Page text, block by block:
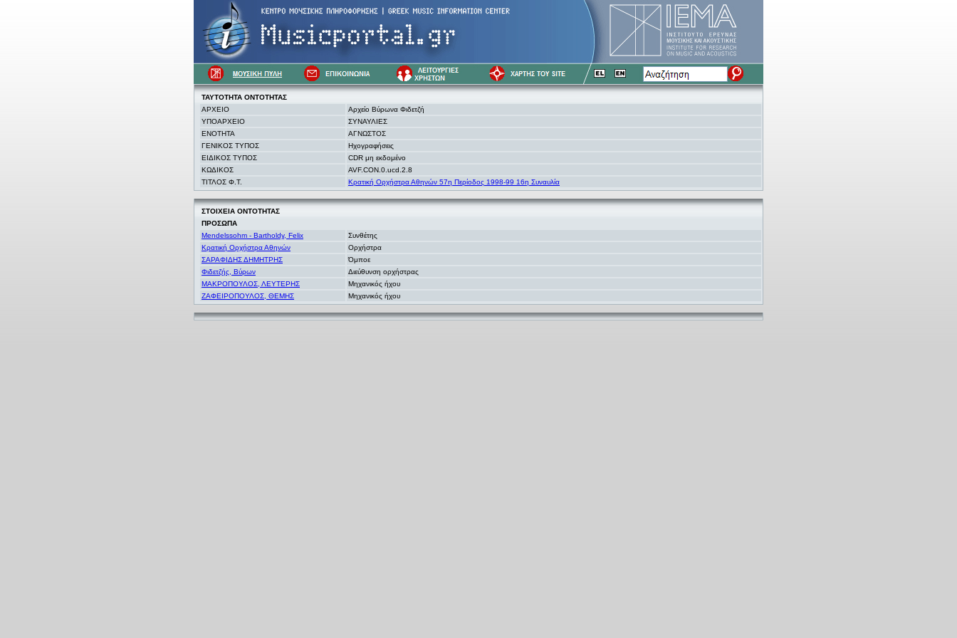
ΤΑΥΤΟΤΗΤΑ ΟΝΤΟΤΗΤΑΣ
ΑΡΧΕΙΟ
Αρχείο Βύρωνα Φιδετζή
ΥΠΟΑΡΧΕΙΟ
ΣΥΝΑΥΛΙΕΣ
ΕΝΟΤΗΤΑ
ΑΓΝΩΣΤΟΣ
ΓΕΝΙΚΟΣ ΤΥΠΟΣ
Ηχογραφήσεις
ΕΙΔΙΚΟΣ ΤΥΠΟΣ
CDR μη εκδομένο
ΚΩΔΙΚΟΣ
AVF.CON.0.ucd.2.8
ΤΙΤΛΟΣ Φ.Τ.
Κρατική Ορχήστρα Αθηνών 57η Περίοδος 1998-99 16η Συναυλία
ΣΤΟΙΧΕΙΑ ΟΝΤΟΤΗΤΑΣ
ΠΡΟΣΩΠΑ
Mendelssohm - Bartholdy, Felix
Συνθέτης
Κρατική Ορχήστρα Αθηνών
Ορχήστρα
ΣΑΡΑΦΙΔΗΣ ΔΗΜΗΤΡΗΣ
Όμποε
Φιδετζής, Βύρων
Διεύθυνση ορχήστρας
ΜΑΚΡΟΠΟΥΛΟΣ, ΛΕΥΤΕΡΗΣ
Μηχανικός ήχου
ΖΑΦΕΙΡΟΠΟΥΛΟΣ, ΘΕΜΗΣ
Μηχανικός ήχου